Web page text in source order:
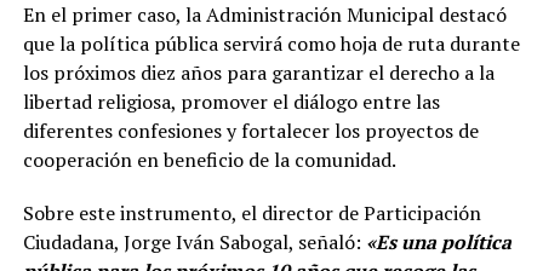
En el primer caso, la Administración Municipal destacó
que la política pública servirá como hoja de ruta durante
los próximos diez años para garantizar el derecho a la
libertad religiosa, promover el diálogo entre las
diferentes confesiones y fortalecer los proyectos de
cooperación en beneficio de la comunidad.
Sobre este instrumento, el director de Participación
Ciudadana, Jorge Iván Sabogal, señaló: «Es una política